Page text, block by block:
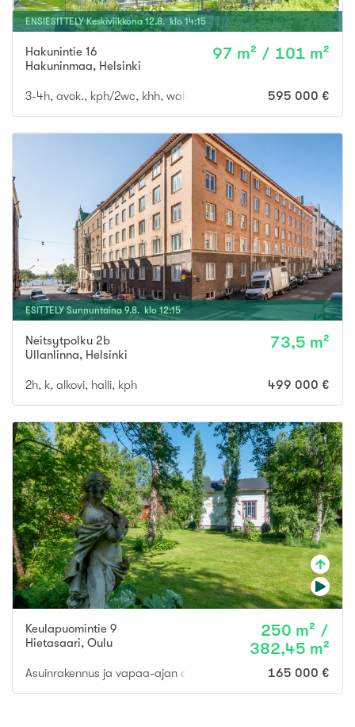
ENSIESITTELY Keskiviikkona 12.8. klo14:15
Hakunintie 16
Hakuninmaa, Helsinki
97 m² / 101 m²
3-4h, avok., kph/2wc, khh, walk-in vaatehuone, sisävsto +
595 000 €
ESITTELY Sunnuntaina 9.8. klo 12:15
Neitsytpolku 2b
Ullanlinna, Helsinki
73,5 m²
2h, k, alkovi, halli, kph 499 000 €
Keulapuomintie 9
Hietasaari, Oulu
250 m² /
382,45 m²
Asuinrakennus ja vapaa-ajan asuinrakennukset ja165 000 €